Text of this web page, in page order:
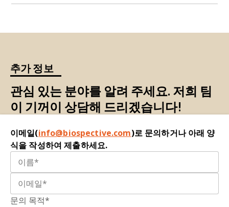
적 개입에 대한 반응을 평가할 수 있습니다.
도록 도와드립니다.
추가 정보
관심 있는 분야를 알려 주세요. 저희 팀
이 기꺼이 상담해 드리겠습니다!
이메일(info@biospective.com)로 문의하거나 아래 양
식을 작성하여 제출하세요.
문의 목적*